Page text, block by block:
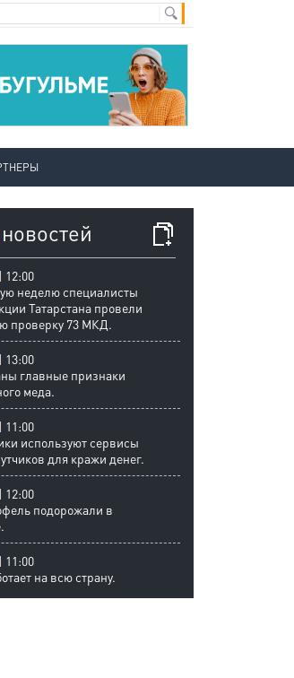
новостей
| 12:00
неделю специалисты
Татарстана провели
проверку 73 МКД.
| 13:00
главные признаки
меда.
| 11:00
используют сервисы
для кражи денег.
| 12:00
подорожали в
| 11:00
на всю страну.